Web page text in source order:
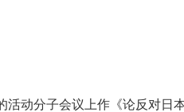
分子会议上作《论反对日